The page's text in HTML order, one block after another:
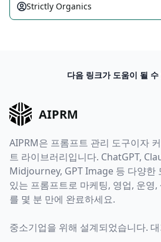
Strictly Organics
다음 링크가 도움이 될 수
AIPRM
AIPRM은 프롬프트 관리 도구이자
트 라이브러리입니다. ChatGPT,
Midjourney, GPT Image 등 다양한
있는 프롬프트로 마케팅, 영업, 운영
를 몇 분 만에 완료하세요.
중소기업을 위해 설계되었습니다.